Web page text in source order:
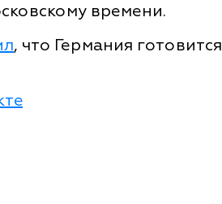
времени.
, что Германия готовится